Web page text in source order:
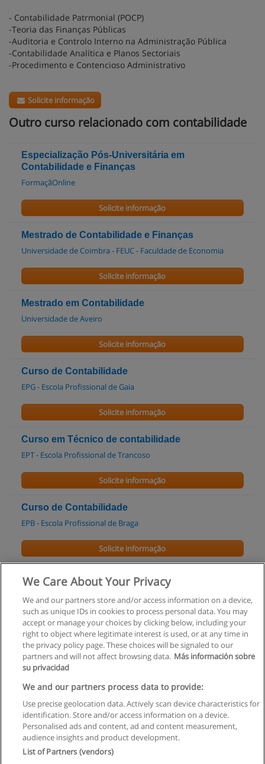
- Contabilidade Patrmonial (POCP)
-Teoria das Finanças Públicas
-Auditoria e Controlo Interno na Administração Pública
-Contabilidade Analítica e Planos Sectoriais
-Procedimento e Contencioso Administrativo
Solicite informação
Outro curso relacionado com contabilidade
Especialização Pós-Universitária em
Contabilidade e Finanças
FormaçãOnline
Solicite informação
Mestrado de Contabilidade e Finanças
Universidade de Coimbra - FEUC - Faculdade de Economia
Solicite informação
Mestrado em Contabilidade
Universidade de Aveiro
Solicite informação
Curso de Contabilidade
EPG - Escola Profissional de Gaia
Solicite informação
Curso em Técnico de contabilidade
EPT - Escola Profissional de Trancoso
Solicite informação
Curso de Contabilidade
EPB - Escola Profissional de Braga
Solicite informação
Curso de Contabilidade e Gestão
Solicite informação
Regras de uso
Privacidade de dados
Entrar em contato com Educaedu
Copyright © Educaedu Business S.L. - CIF : B-95610580: -
We Care About Your Privacy
We and our partners store and/or access information on a device,
such as unique IDs in cookies to process personal data. You may
accept or manage your choices by clicking below, including your
right to object where legitimate interest is used, or at any time in
the privacy policy page. These choices will be signaled to our
partners and will not affect browsing data. Más información sobre
su privacidad
We and our partners process data to provide:
Use precise geolocation data. Actively scan device characteristics for
identification. Store and/or access information on a device.
Personalised ads and content, ad and content measurement,
audience insights and product development.
List of Partners (vendors)